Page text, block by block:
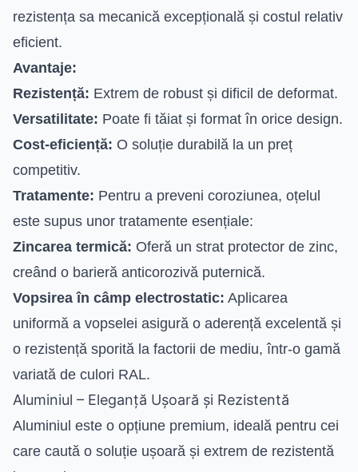
rezistența sa mecanică excepțională și costul relativ
eficient.
Avantaje:
Rezistență: Extrem de robust și dificil de deformat.
Versatilitate: Poate fi tăiat și format în orice design.
Cost-eficiență: O soluție durabilă la un preț
competitiv.
Tratamente: Pentru a preveni coroziunea, oțelul
este supus unor tratamente esențiale:
Zincarea termică: Oferă un strat protector de zinc,
creând o barieră anticorozivă puternică.
Vopsirea în câmp electrostatic: Aplicarea
uniformă a vopselei asigură o aderență excelentă și
o rezistență sporită la factorii de mediu, într-o gamă
variată de culori RAL.
Aluminiul – Eleganță Ușoară și Rezistentă
Aluminiul este o opțiune premium, ideală pentru cei
care caută o soluție ușoară și extrem de rezistentă